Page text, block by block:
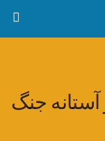
جنگ